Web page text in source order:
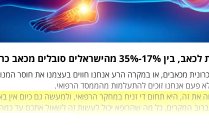
סובלים מכאב כרוני.
כרונית מכאבים, או במקרה הרע אנחנו חווים בעצמנו את חוסר
פעם אנחנו זוכים להתעלמות מהממסד הרפואי.
את זה, היא תחום די זניח במחקר הרפואי, ולמעשה גם כיום אין
ברוב המקרים, כל מה שהרופא יכול לעשות זה לשאול אתכם עד